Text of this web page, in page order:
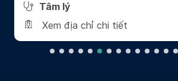
Tâm lý
Xem địa chỉ chi tiết